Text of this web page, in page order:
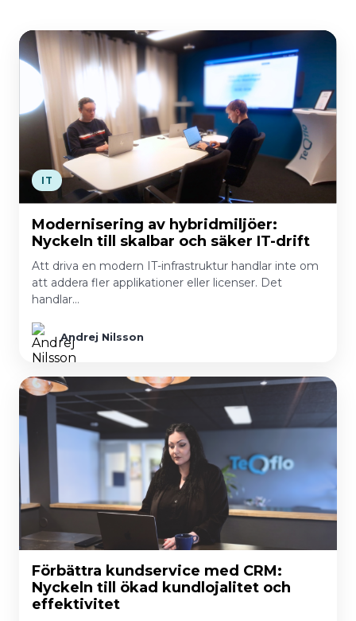
IT
Modernisering av hybridmiljöer:
Nyckeln till skalbar och säker IT-drift
Att driva en modern IT-infrastruktur handlar inte om
att addera fler applikationer eller licenser. Det
handlar…
Andrej Nilsson
Förbättra kundservice med CRM:
Nyckeln till ökad kundlojalitet och
effektivitet